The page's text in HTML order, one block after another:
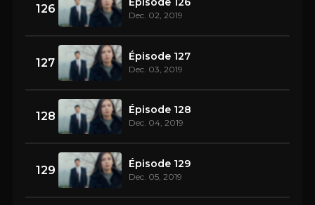
126 Dec. 02, 2019
127 Épisode 127
Dec. 03, 2019
128 Épisode 128
Dec. 04, 2019
129 Épisode 129
Dec. 05, 2019